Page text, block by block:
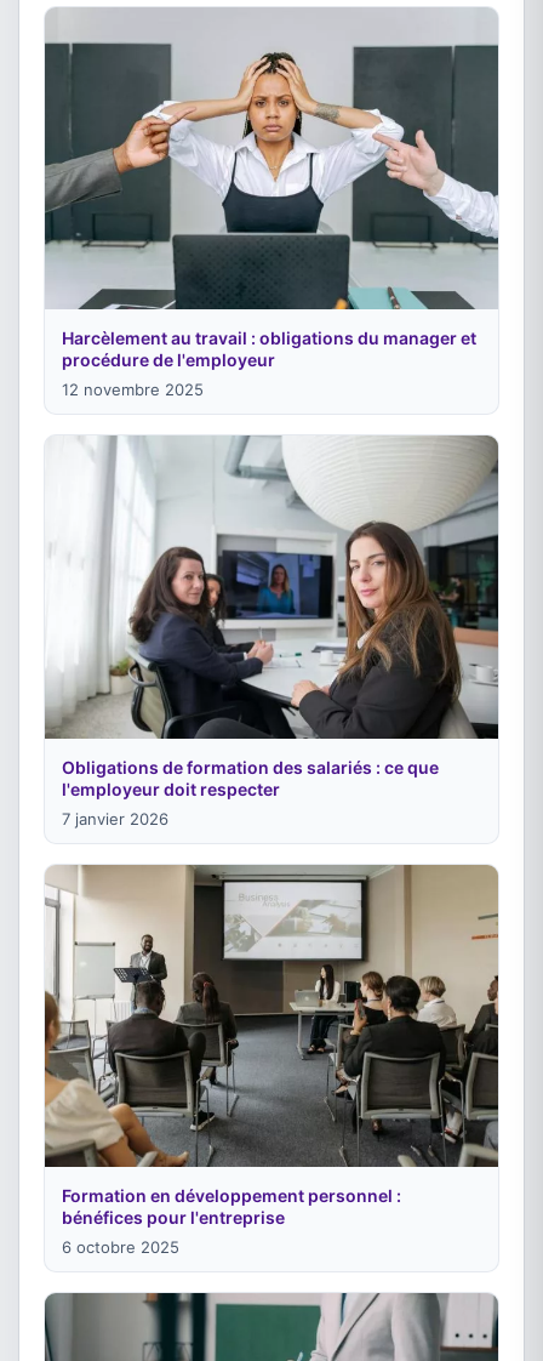
Harcèlement au travail : obligations du manager et
procédure de l'employeur
12 novembre 2025
Obligations de formation des salariés : ce que
l'employeur doit respecter
7 janvier 2026
Formation en développement personnel :
bénéfices pour l'entreprise
6 octobre 2025